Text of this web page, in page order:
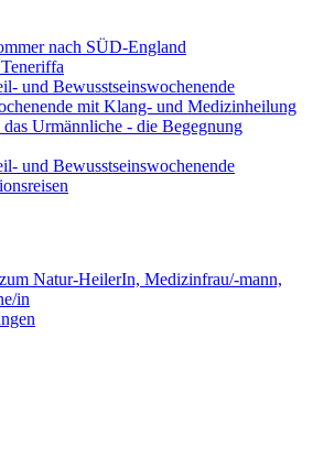
nach SÜD-England
und Bewusstseinswochenende
mit Klang- und Medizinheilung
Urmännliche - die Begegnung
und Bewusstseinswochenende
Natur-HeilerIn, Medizinfrau/-mann,
in